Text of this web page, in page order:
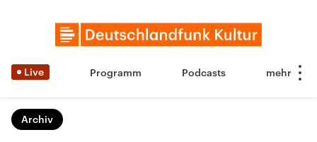
Live Programm Podcasts
Archiv